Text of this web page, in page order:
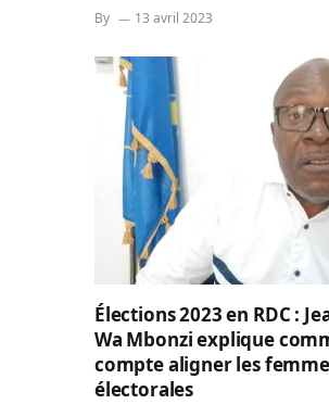
By 13 avril 2023
Élections 2023 en RDC :
Wa Mbonzi explique
compte aligner les
électorales